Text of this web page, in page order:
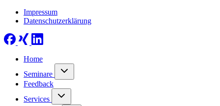
Impressum
Datenschutzerklärung
Home
Seminare
Feedback
Services